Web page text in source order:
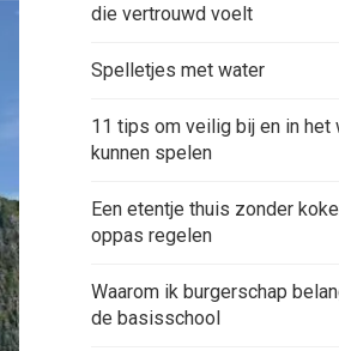
die vertrouwd voelt
Spelletjes met water
11 tips om veilig bij en in het
kunnen spelen
Een etentje thuis zonder
oppas regelen
Waarom ik burgerschap
de basisschool